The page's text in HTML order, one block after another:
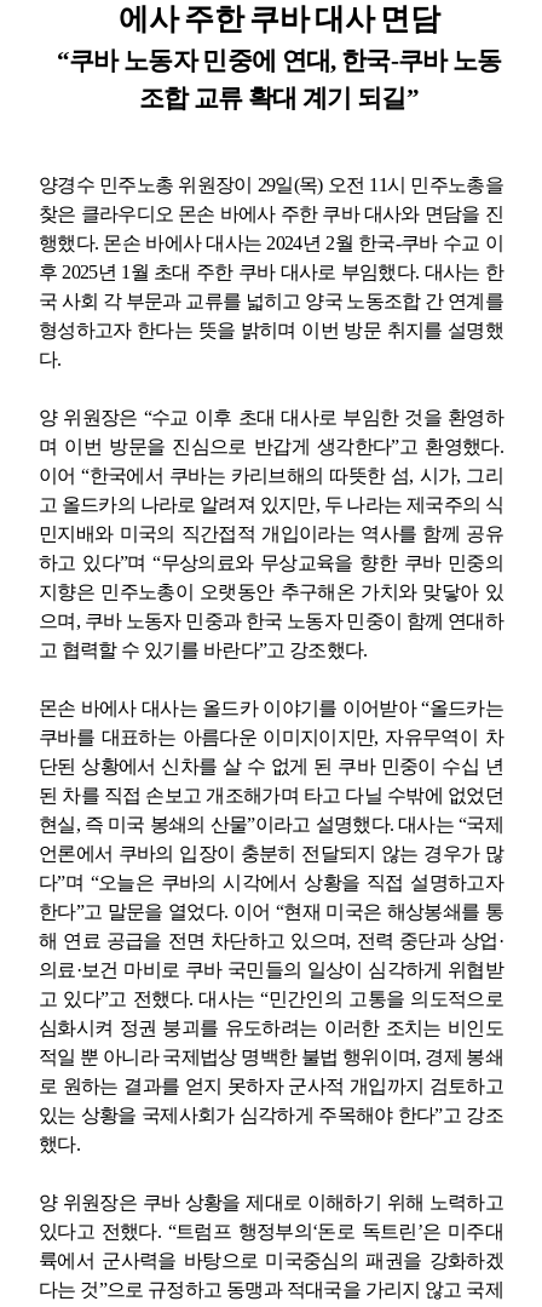
에사 주한 쿠바 대사 면담
“쿠바 노동자 민중에 연대, 한국-쿠바 노동
조합 교류 확대 계기 되길”
양경수 민주노총 위원장이 29일(목) 오전 11시 민주노총을
찾은 클라우디오 몬손 바에사 주한 쿠바 대사와 면담을 진
행했다. 몬손 바에사 대사는 2024년 2월 한국-쿠바 수교 이
후 2025년 1 월 초대 주한 쿠바 대사로 부임했다. 대사는 한
국 사회 각 부문과 교류를 넓히고 양국 노동조합 간 연계를
형성하고자 한다는 뜻을 밝히며 이번 방문 취지를 설명했
다.
양 위원장은 “수교 이후 초대 대사로 부임한 것을 환영하
며 이번 방문을 진심으로 반갑게 생각한다”고 환영했다.
이어“한국에서 쿠바는 카리브해의 따뜻한 섬, 시가, 그리
고 올드카의 나라로 알려져 있지만, 두 나라는 제국주의 식
민지배와 미국의 직간접적 개입이라는 역사를 함께 공유
하고 있다”며“무상의료와 무상교육을 향한 쿠바 민중의
지향은 민주노총이 오랫동안 추구해온 가치와 맞닿아 있
으며 , 쿠바 노동자 민중과 한국 노동자 민중이 함께 연대하
고 협력할 수 있기를 바란다”고 강조했다.
몬손 바에사 대사는 올드카 이야기를 이어받아“올드카는
쿠바를 대표하는 아름다운 이미지이지만, 자유무역이 차
단된 상황에서 신차를 살 수 없게 된 쿠바 민중이 수십 년
된 차를 직접 손보고 개조해가며 타고 다닐 수밖에 없었던
현실, 즉 미국 봉쇄의 산물”이라고 설명했다.대사는 “국제
언론에서 쿠바의 입장이 충분히 전달되지 않는 경우가 많
다”며 “오늘은 쿠바의 시각에서 상황을 직접 설명하고자
한다”고 말문을 열었다. 이어 “현재 미국은 해상봉쇄를 통
해 연료 공급을 전면 차단하고 있으며, 전력 중단과 상업·
의료·보건 마비로 쿠바 국민들의 일상이 심각하게 위협받
고 있다”고 전했다.대사는“민간인의 고통을 의도적으로
심화시켜 정권 붕괴를 유도하려는 이러한 조치는 비인도
적일 뿐 아니라 국제법상 명백한 불법 행위이며, 경제 봉쇄
로 원하는 결과를 얻지 못하자 군사적 개입까지 검토하고
있는 상황을 국제사회가 심각하게 주목해야 한다”고 강조
했다.
양 위원장은 쿠바 상황을 제대로 이해하기 위해 노력하고
있다고 전했다. “트럼프 행정부의 ‘돈로 독트린’은 미주대
륙에서 군사력을 바탕으로 미국중심의 패권을 강화하겠
다는 것”으로 규정하고 동맹과 적대국을 가리지 않고 국제